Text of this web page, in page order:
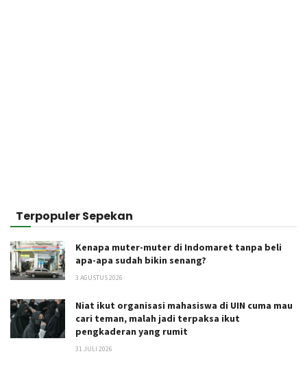
Terpopuler Sepekan
Kenapa muter-muter di Indomaret tanpa beli
apa-apa sudah bikin senang?
3 AGUSTUS 2026
Niat ikut organisasi mahasiswa di UIN cuma mau
cari teman, malah jadi terpaksa ikut
pengkaderan yang rumit
31 JULI 2026